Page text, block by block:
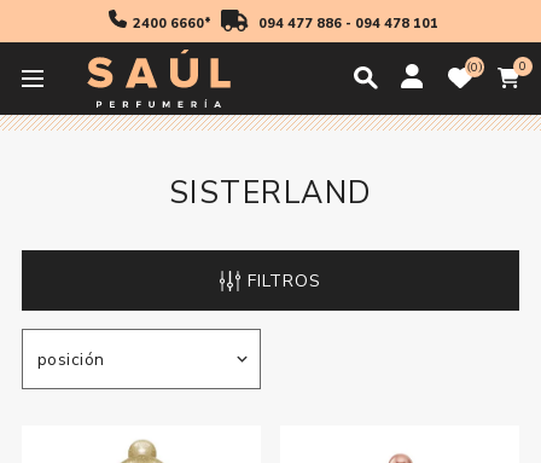
2400 6660* 094 477 886- 094 478 101
0 0
Inicio
SISTERLAND
FILTROS